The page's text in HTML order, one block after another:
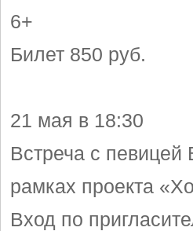
6+
Билет 850 руб.
21 мая в 18:30
Встреча с певицей
рамках проекта
Вход по